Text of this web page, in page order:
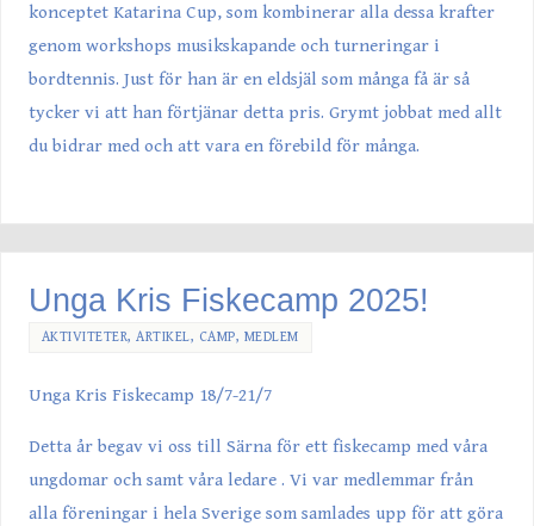
konceptet Katarina Cup, som kombinerar alla dessa krafter
genom workshops musikskapande och turneringar i
bordtennis. Just för han är en eldsjäl som många få är så
tycker vi att han förtjänar detta pris. Grymt jobbat med allt
du bidrar med och att vara en förebild för många.
Unga Kris Fiskecamp 2025!
AKTIVITETER,ARTIKEL, CAMP, MEDLEM
Unga Kris Fiskecamp 18/7-21/7
Detta år begav vi oss till Särna för ett fiskecamp med våra
ungdomar och samt våra ledare . Vi var medlemmar från
alla föreningar i hela Sverige som samlades upp för att göra